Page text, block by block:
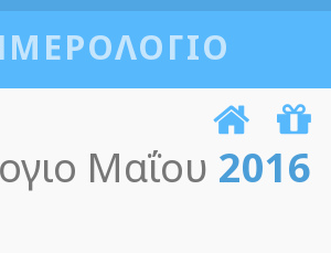
Μαΐου 2016